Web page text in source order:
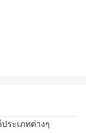
ระเภทต่างๆ